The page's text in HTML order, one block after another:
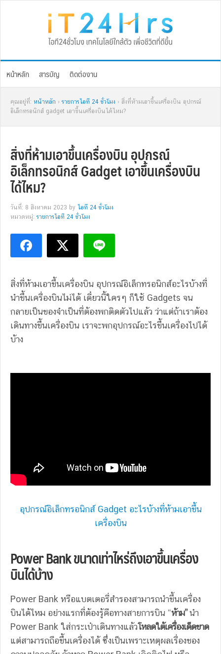
หน้าหลัก สารบัญ ติดต่องาน
คุณอยู่ที่: หน้าหลัก › รายการไอที 24 ชั่วโมง › สิ่งที่ห้ามเอาขึ้นเครื่องบิน อุปกรณ์
อิเล็กทรอนิกส์ gadget เอาขึ้นเครื่องบินได้ไหม?
สิ่งที่ห้ามเอาขึ้นเครื่องบิน อุปกรณ์
อิเล็กทรอนิกส์ Gadget เอาขึ้นเครื่องบิน
ได้ไหม?
วันที่: 8 สิงหาคม 2023 by ไอที 24 ชั่วโมง
หมวดหมู่: รายการไอที 24 ชั่วโมง
สิ่งที่ห้ามเอาขึ้นเครื่องบิน อุปกรณ์อิเล็กทรอนิกส์อะไรบ้างที่
นำขึ้นเครื่องบินไม่ได้ เดี๋ยวนี้ใครๆ ก็ใช้ Gadgets จน
กลายเป็นของจำเป็นที่ต้องพกติดตัวไปแล้ว ว่าแต่ถ้าเราต้อง
เดินทางขึ้นเครื่องบิน เราจะพกอุปกรณ์อะไรขึ้นเครื่องไปได้
บ้าง
อุปกรณ์อิเล็กทรอนิกส์ Gadget อะไรบ้างที่ห้ามเอาขึ้น
เครื่องบิน
Power Bank ขนาดเท่าไหร่ถึงเอาขึ้นเครื่อง
บินได้บ้าง
Power Bank หรือแบตเตอรี่สำรองสามารถนำขึ้นเครื่อง
บินได้ไหม อย่างแรกที่ต้องรู้คือทางสายการบิน “ห้าม”นำ
Power Bank ใส่กระเป๋าเดินทางแล้วโหลดใต้เครื่องเด็ดขาด
แต่สามารถถือขึ้นเครื่องได้ ซึ่งเป็นเพราะเหตุผลเรื่องของ